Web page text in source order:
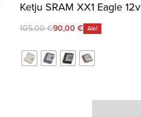
Ketju SRAM XX1 Eagle 12v
105,00€90,00 € Ale!